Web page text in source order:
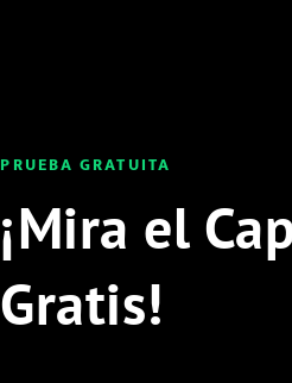
PRUEBA GRATUITA
¡Mira el
Gratis!